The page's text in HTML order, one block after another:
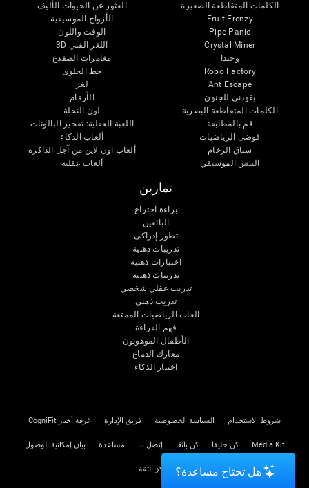
الكلمات المتقاطعة الصغيرة
Fruit Frenzy
Pipe Panic
Crystal Miner
وحيدا
Robo Factory
Ant Escape
يقودني للجنون
الكلمات المتقاطعة البصرية
قم بالمطابقة
فوضى الرياضيات
سباق الرخام
التنس الموسيقي
العثور عن الحيوات الأليف
الأزواج الموسيقية
الوقت واللون
اللغز الفني 3D
مغامرات الضفدع
خط الحلوى
لغز
الأرقام
لون النحلة
اللعبة العقلية: تفجير البالونات
ألعاب الذكاء
ألعاب اون لاين من آجل الذاكرة
ألعاب عقلية
تمارين
براءة اختراع
البائعين
تطور إدراكى
تدريبات ذهنية
اختبارات ذهنية
تدريبات ذهنية
تدريب عقلي شخصي
تدريب ذهنى
العاب الرياضيات الممتعة
فهم القراءة
الأطفال الموهوبون
معارك الدماغ
اختبار الذكاء
شروط الاستخدام السياسة الخصوصية فريق الإدارة غرفة أخبار CogniFit
Media Kit كن حليفا كن بائعًا إتصل بنا مساعدة بيان إمكانية الوصول
مركز الثقة هل تحتاج مساعدة؟